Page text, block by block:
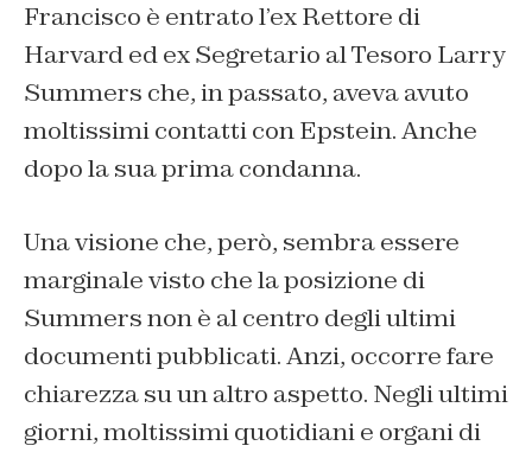
Francisco è entrato l’ex Rettore di
Harvard ed ex Segretario al Tesoro Larry
Summers che, in passato, aveva avuto
moltissimi contatti con Epstein. Anche
dopo la sua prima condanna.
Una visione che, però, sembra essere
marginale visto che la posizione di
Summers non è al centro degli ultimi
documenti pubblicati. Anzi, occorre fare
chiarezza su un altro aspetto. Negli ultimi
giorni, moltissimi quotidiani e organi di